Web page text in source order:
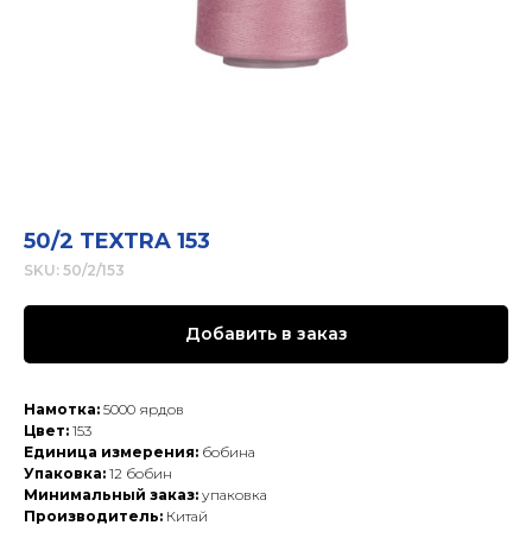
50/2 TEXTRA 153
SKU: 50/2/153
Добавить в заказ
Намотка: 5000 ярдов
Цвет: 153
Единица измерения: бобина
Упаковка: 12 бобин
Минимальный заказ: упаковка
Производитель: Китай